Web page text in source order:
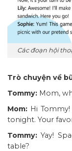
Các đoạn hội
Trò chuyện về
Tommy: Mom,
Mom: Hi
tonight. Your
Tommy: Yay!
table?